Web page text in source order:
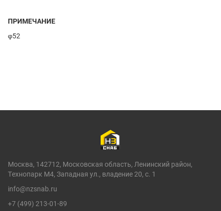
ПРИМЕЧАНИЕ
φ52
Москва, 142712, Московская область, Ленинский район,
Технопарк М4, Западная ул., владение 20, с. 1
info@nzsnab.ru
+7 (499) 213-01-89